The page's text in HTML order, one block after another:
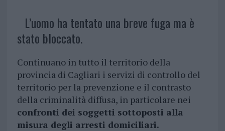
L’uomo ha tentato una breve fuga ma è
stato bloccato.
Continuano in tutto il territorio della
provincia di Cagliari i servizi di controllo del
territorio per la prevenzione e il contrasto
della criminalità diffusa, in particolare nei
confronti dei soggetti sottoposti alla
misura degli arresti domiciliari.